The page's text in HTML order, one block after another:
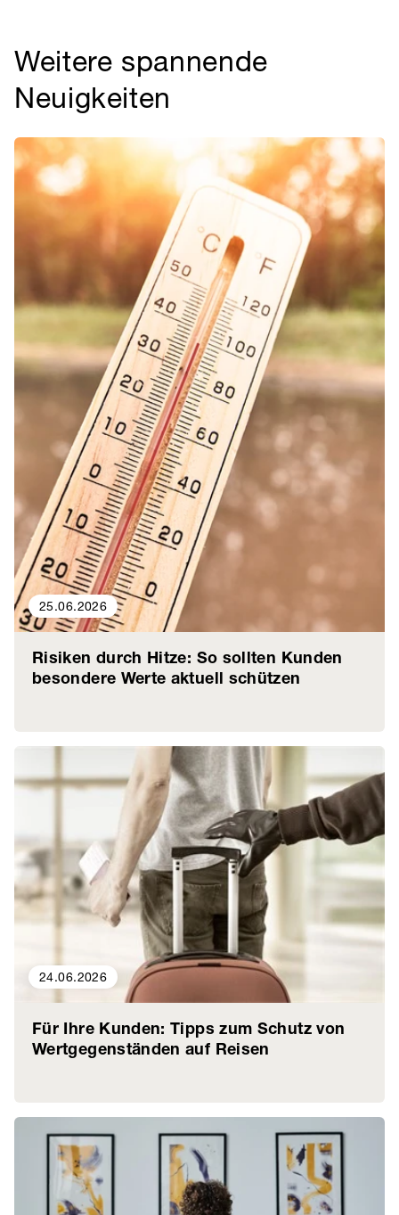
Weitere spannende
Neuigkeiten
25.06.2026
Risiken durch Hitze: So sollten Kunden
besondere Werte aktuell schützen
24.06.2026
Für Ihre Kunden: Tipps zum Schutz von
Wertgegenständen auf Reisen